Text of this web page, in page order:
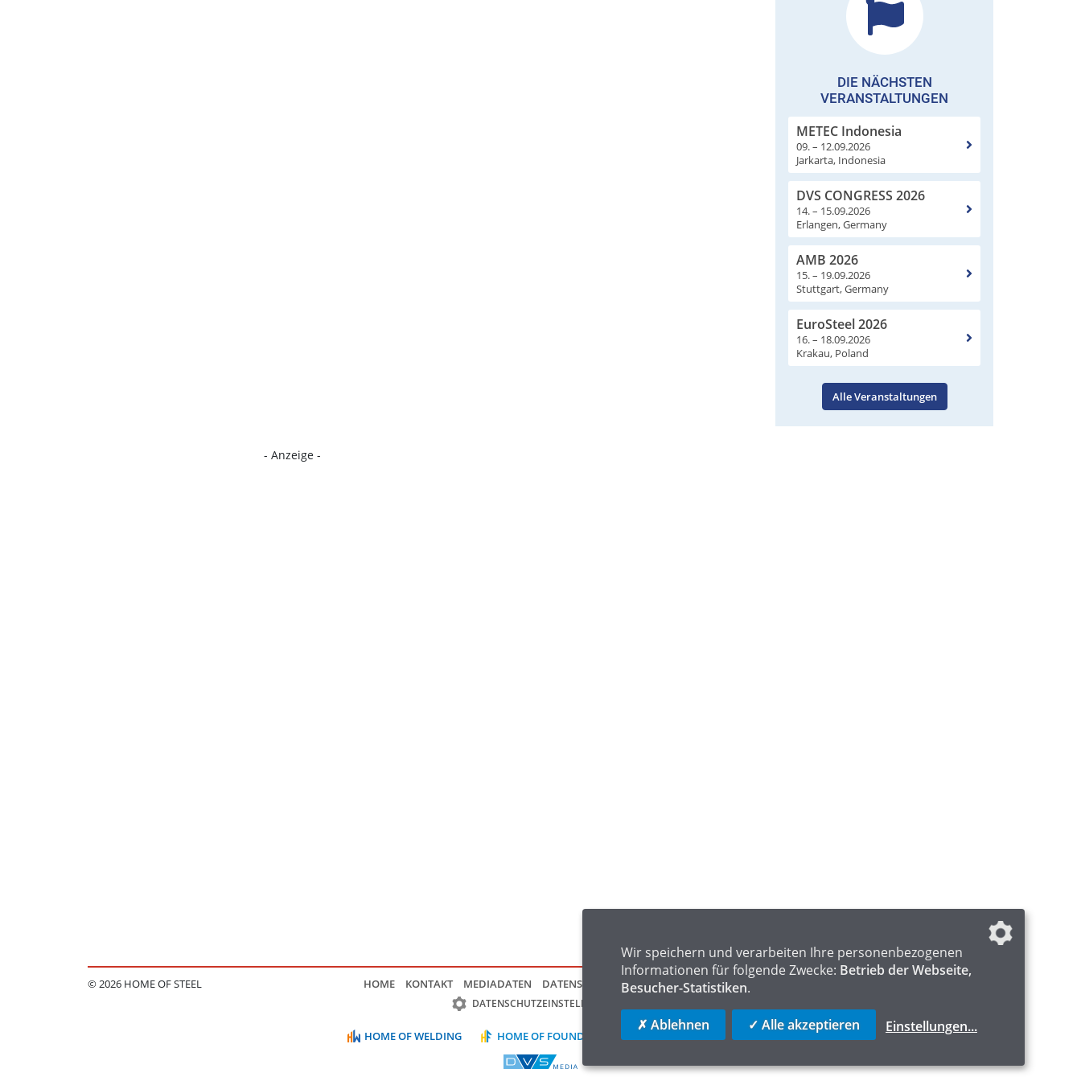
DIE NÄCHSTEN
VERANSTALTUNGEN
METEC Indonesia
09. – 12.09.2026
Jarkarta, Indonesia
DVS CONGRESS 2026
14. – 15.09.2026
Erlangen, Germany
AMB 2026
15. – 19.09.2026
Stuttgart, Germany
EuroSteel 2026
16. – 18.09.2026
Krakau, Poland
Alle Veranstaltungen
- Anzeige -
© 2026 HOME OF STEEL HOME KONTAKT MEDIADATEN DATENSCHUTZ IMPRESSUM FAQ
DATENSCHUTZEINSTELLUNGEN
HOME OF WELDING HOME OF FOUNDRY HOME OF LOGISTICS
Wir speichern und verarbeiten Ihre personenbezogenen
Informationen für folgende Zwecke: Betrieb der Webseite,
Besucher-Statistiken.
✗ Ablehnen ✓ Alle akzeptieren Einstellungen...